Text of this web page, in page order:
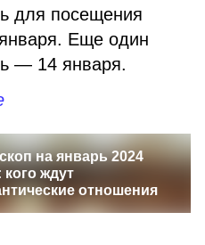
для посещения
Еще один
— 14 января.
на январь 2024
кого ждут
отношения